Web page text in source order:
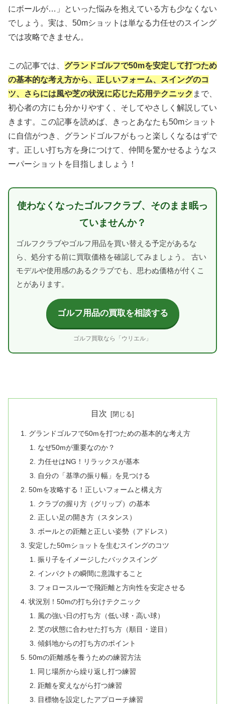
にボールが…」といった悩みを抱えている方も少なくない
でしょう。実は、50mショットは単なる力任せのスイング
では攻略できません。
この記事では、 グランドゴルフで50mを安定して打つため
の基本的な考え方から、正しいフォーム、スイングのコ
ツ、さらには風や芝の状況に応じた応用テクニック まで、
初心者の方にも分かりやすく、そしてやさしく解説してい
きます。この記事を読めば、きっとあなたも50mショット
に自信がつき、グランドゴルフがもっと楽しくなるはずで
す。正しい打ち方を身につけて、仲間を驚かせるようなス
ーパーショットを目指しましょう！
使わなくなったゴルフクラブ、そのまま眠っ
ていませんか？
ゴルフクラブやゴルフ用品を買い替える予定があるな
ら、処分する前に買取価格を確認してみましょう。 古い
モデルや使用感のあるクラブでも、思わぬ価格が付くこ
とがあります。
ゴルフ用品の買取を相談する
ゴルフ買取なら「ウリエル」
目次
グランドゴルフで50mを打つための基本的な考え方
なぜ50mが重要なのか？
力任せはNG！リラックスが基本
自分の「基準の振り幅」を見つける
50mを攻略する！正しいフォームと構え方
クラブの握り方（グリップ）の基本
正しい足の開き方（スタンス）
ボールとの距離と正しい姿勢（アドレス）
安定した50mショットを生むスイングのコツ
振り子をイメージしたバックスイング
インパクトの瞬間に意識すること
フォロースルーで飛距離と方向性を安定させる
状況別！50mの打ち分けテクニック
風の強い日の打ち方（低い球・高い球）
芝の状態に合わせた打ち方（順目・逆目）
傾斜地からの打ち方のポイント
50mの距離感を養うための練習方法
同じ場所から繰り返し打つ練習
距離を変えながら打つ練習
目標物を設定したアプローチ練習